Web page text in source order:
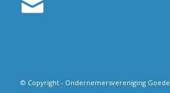
© Copyright - Ondernemersvereniging